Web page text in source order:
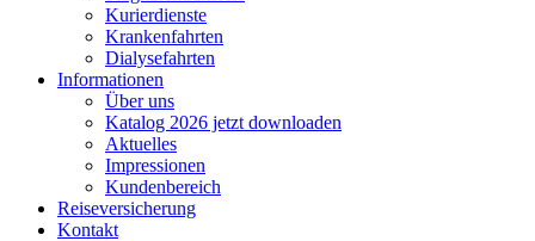
Kurierdienste
Krankenfahrten
Dialysefahrten
Informationen
Über uns
Katalog 2026 jetzt downloaden
Aktuelles
Impressionen
Kundenbereich
Reiseversicherung
Kontakt